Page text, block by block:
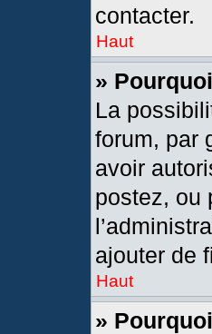
contacter.
Haut
»
La
forum, par
avoir
postez, ou
ajouter de
Haut
»